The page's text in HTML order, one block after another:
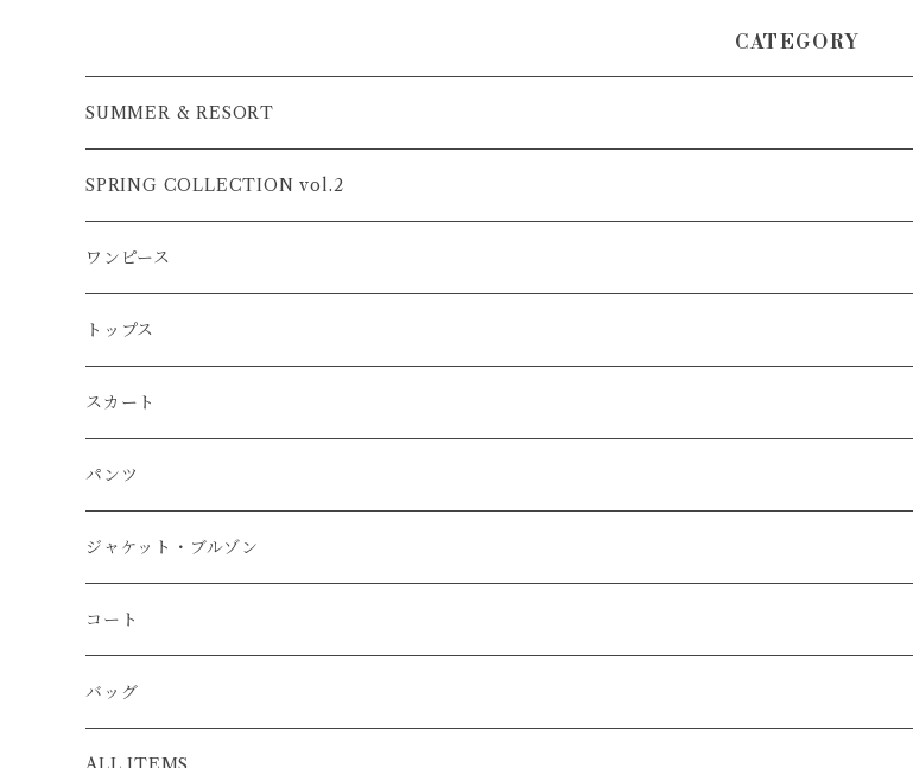
CATEGORY
SUMMER & RESORT
SPRING COLLECTION vol.2
ワンピース
トップス
スカート
パンツ
ジャケット・ブルゾン
コート
バッグ